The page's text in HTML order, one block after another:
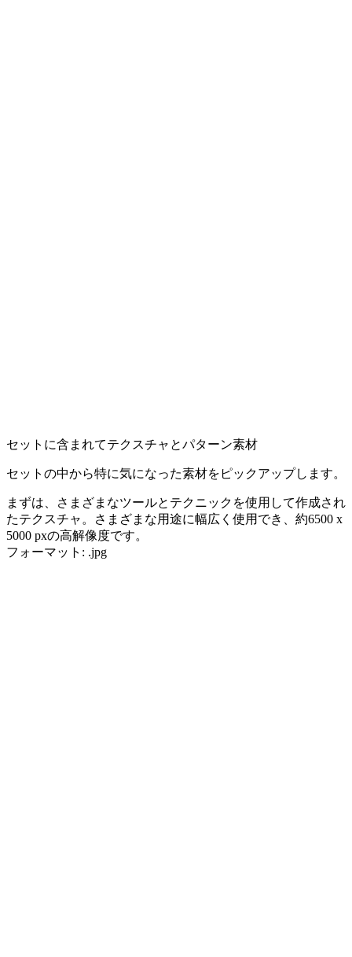
セットに含まれてテクスチャとパターン素材
セットの中から特に気になった素材をピックアップします。
まずは、さまざまなツールとテクニックを使用して作成され
たテクスチャ。さまざまな用途に幅広く使用でき、約6500 x
5000 pxの高解像度です。
フォーマット: .jpg